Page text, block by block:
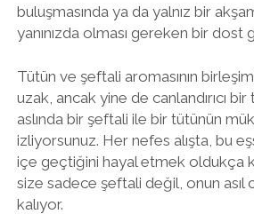
buluşmasında ya da yalnız bir
yanınızda olması gereken bir dost
Tütün ve şeftali aromasının birleşimi,
uzak, ancak yine de canlandırıcı
aslında bir şeftali ile bir tütünün
izliyorsunuz. Her nefes alışta, bu
içe geçtiğini hayal etmek oldukça
size sadece şeftali değil, onun asıl
kalıyor.